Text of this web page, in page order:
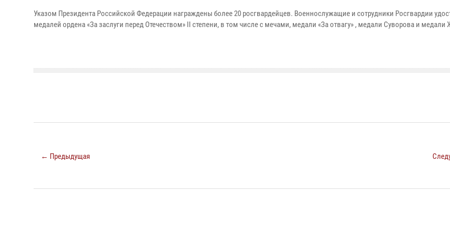
Указом Президента Российской Федерации награждены более 20 росгвардейцев. Военнослужащие и сотрудники Росгвардии
медалей ордена «За заслуги перед Отечеством» II степени, в том числе с мечами, медали «За отвагу» , медали Суворова и медали
← Предыдущая